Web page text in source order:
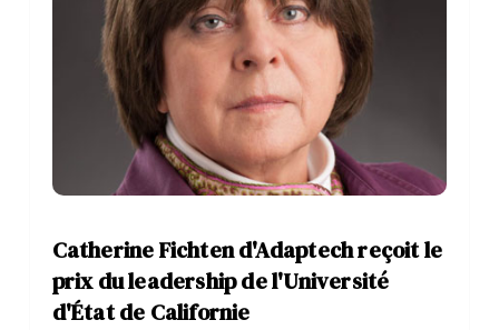
Catherine Fichten d'Adaptech reçoit le
prix du leadership de l'Université
d'État de Californie
Menu principal
Programmes
Formation continue
Admissions
La vie à Dawson
Futurs étudiants
Étudiants actuels